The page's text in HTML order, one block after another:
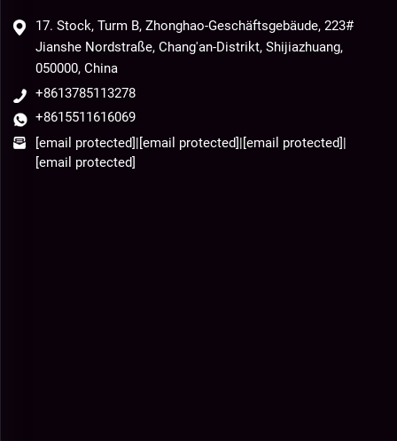
17. Stock, Turm B, Zhonghao-Geschäftsgebäude, 223#
Jianshe Nordstraße, Chang'an-Distrikt, Shijiazhuang,
050000, China
+8613785113278
+8615511616069
[email protected]|[email protected]|[email protected]|
[email protected]